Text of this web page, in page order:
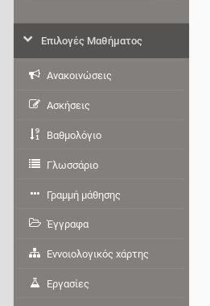
Επιλογές Μαθήματος
Ανακοινώσεις
Ασκήσεις
Βαθμολόγιο
Γλωσσάριο
Γραμμή μάθησης
Έγγραφα
Εννοιολογικός χάρτης
Εργασίες